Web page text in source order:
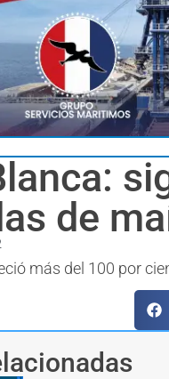
de
más del 100 por